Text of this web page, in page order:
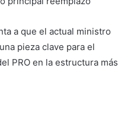
a que el actual ministro
pieza clave para el
PRO en la estructura más